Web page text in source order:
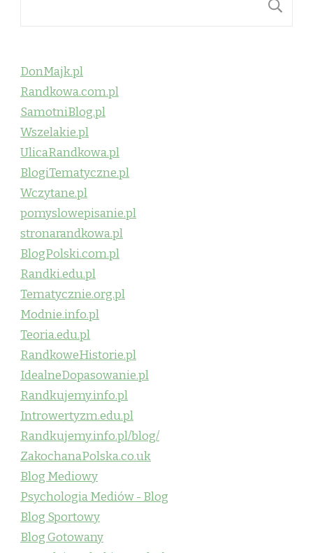
DonMajk.pl
Randkowa.com.pl
SamotniBlog.pl
Wszelakie.pl
UlicaRandkowa.pl
BlogiTematyczne.pl
Wczytane.pl
pomyslowepisanie.pl
stronarandkowa.pl
BlogPolski.com.pl
Randki.edu.pl
Tematycznie.org.pl
Modnie.info.pl
Teoria.edu.pl
RandkoweHistorie.pl
IdealneDopasowanie.pl
Randkujemy.info.pl
Introwertyzm.edu.pl
Randkujemy.info.pl/blog/
ZakochanaPolska.co.uk
Blog Mediowy
Psychologia Mediów - Blog
Blog Sportowy
Blog Gotowany